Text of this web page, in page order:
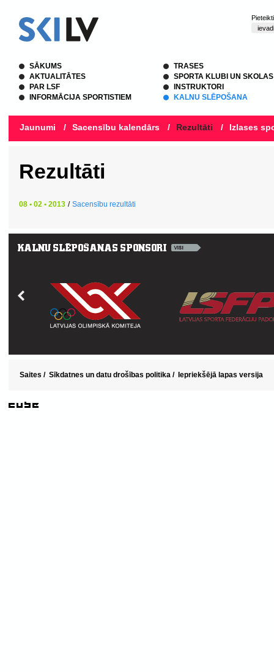
SĀKUMS
AKTUALITĀTES
PAR LSF
INFORMĀCIJA SPORTISTIEM
TRASES
SPORTA KLUBI UN SKOLAS
INSTRUKTORI
KALNU SLĒPOŠANA
Jaunumi / Sacensību kalendārs / Rezultāti / Izlases
Rezultāti
08 • 02 • 2013 / Sacensību rezultāti
Saites / Sīkdatnes un datu drošības politika / Iepriekšējā lapas versija